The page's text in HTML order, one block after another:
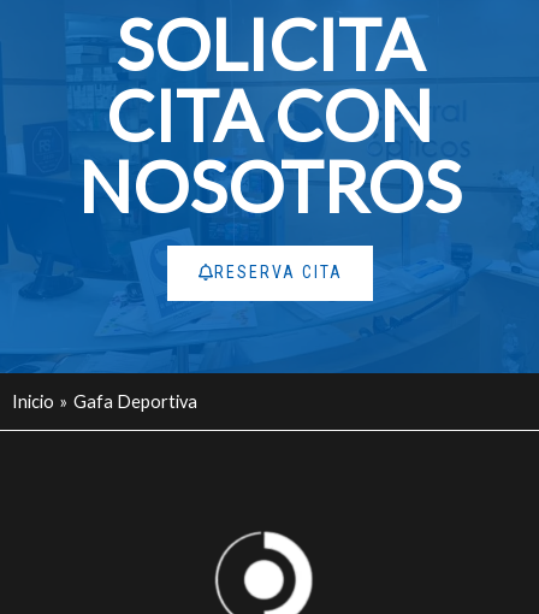
SOLICITA
CITA CON
NOSOTROS
RESERVA CITA
Inicio Gafa Deportiva
Marketing
Al compartir tus
intereses y
comportamiento
mientras visitas
nuestro sitio,
aumentas la
posibilidad de
ver contenido y
ofertas